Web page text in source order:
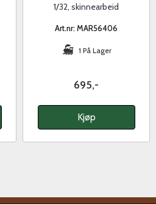
1/32, skinnearbeid
Art.nr: MAR56406
1 På Lager
695,-
Kjøp